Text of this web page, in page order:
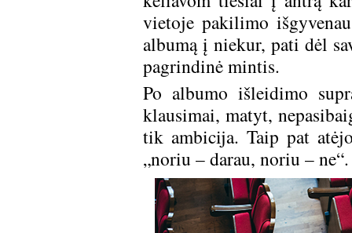
vietoje pakilimo
albumą į niekur, pati dėl
pagrindinė mintis.
Po albumo išleidimo
klausimai, matyt,
tik ambicija. Taip pat
„noriu – darau, noriu –